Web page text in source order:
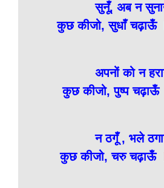
सुनूँ, अब न
कुछ कीजो, सुधाँ चढ़ाऊँ
अपनों को न
कुछ कीजो, पुष्प चढ़ाऊँ
न ठगूँ , भले
कुछ कीजो, चरु चढ़ाऊँ